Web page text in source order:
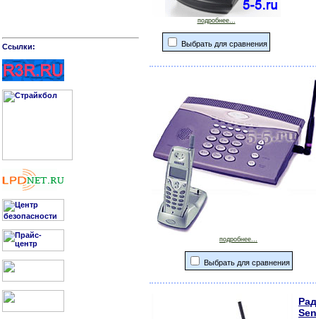
Cсылки:
подробнее...
Выбрать для сравнения
подробнее...
Выбрать для сравнения